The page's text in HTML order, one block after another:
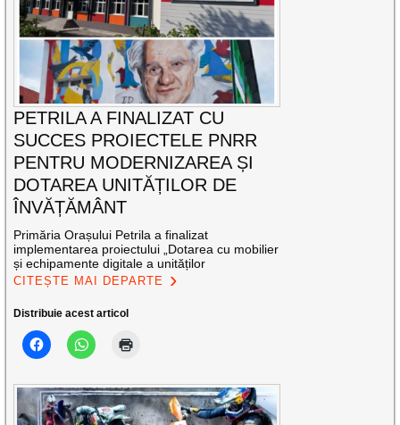
PETRILA A FINALIZAT CU
SUCCES PROIECTELE PNRR
PENTRU MODERNIZAREA ȘI
DOTAREA UNITĂȚILOR DE
ÎNVĂȚĂMÂNT
Primăria Orașului Petrila a finalizat
implementarea proiectului „Dotarea cu mobilier
și echipamente digitale a unităților
CITEȘTE MAI DEPARTE
Distribuie acest articol